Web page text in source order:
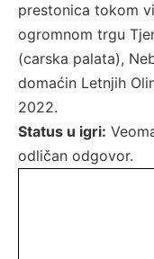
prestonica tokom
ogromnom trgu
(carska palata),
domaćin Letnjih
2022.
Status u igri:
odličan odgovor.